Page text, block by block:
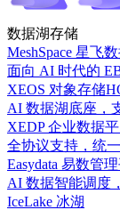
数据湖存储
MeshSpace 星飞
面向 AI 时代的
XEOS 对象存储
AI 数据湖底座，
XEDP 企业数据
全协议支持，统
Easydata 易数管
AI 数据智能调度
IceLake 冰湖